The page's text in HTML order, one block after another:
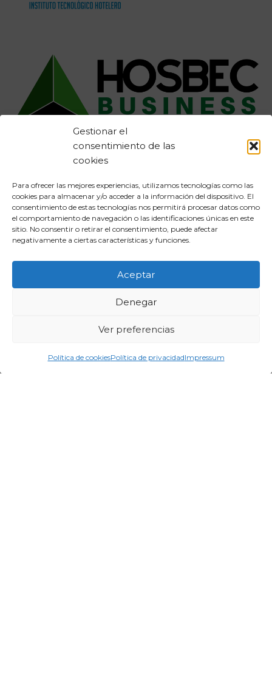
Gestionar el
consentimiento de las
cookies
Para ofrecer las mejores experiencias, utilizamos tecnologías como las
cookies para almacenar y/o acceder a la información del dispositivo. El
consentimiento de estas tecnologías nos permitirá procesar datos como
el comportamiento de navegación o las identificaciones únicas en este
sitio. No consentir o retirar el consentimiento, puede afectar
negativamente a ciertas características y funciones.
Aceptar
Denegar
Ver preferencias
Política de cookiesPolítica de privacidadImpressum